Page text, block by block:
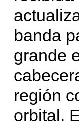
banda
grande
región
orbital.